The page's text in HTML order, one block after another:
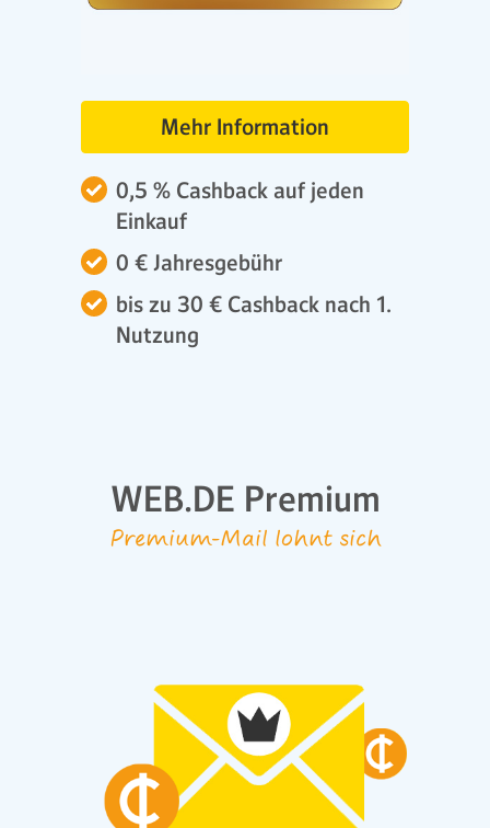
0,5 % Cashback auf jeden
Einkauf
0 € Jahresgebühr
bis zu 30 € Cashback nach 1.
Nutzung
Mehr Information
WEB.DE Premium
Premium-Mail lohnt sich